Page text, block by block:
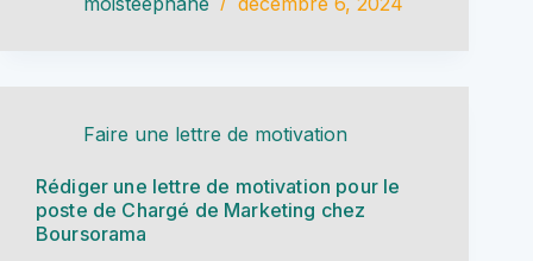
Faire une lettre de motivation
Rédiger une lettre de motivation pour le
poste de Chargé de Marketing chez
Boursorama